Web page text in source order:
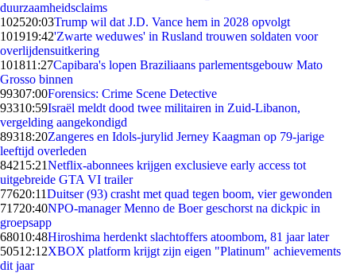
duurzaamheidsclaims
102520:03Trump wil dat J.D. Vance hem in 2028 opvolgt
101919:42'Zwarte weduwes' in Rusland trouwen soldaten voor
overlijdensuitkering
101811:27Capibara's lopen Braziliaans parlementsgebouw Mato
Grosso binnen
99307:00Forensics: Crime Scene Detective
93310:59Israël meldt dood twee militairen in Zuid-Libanon,
vergelding aangekondigd
89318:20Zangeres en Idols-jurylid Jerney Kaagman op 79-jarige
leeftijd overleden
84215:21Netflix-abonnees krijgen exclusieve early access tot
uitgebreide GTA VI trailer
77620:11Duitser (93) crasht met quad tegen boom, vier gewonden
71720:40NPO-manager Menno de Boer geschorst na dickpic in
groepsapp
68010:48Hiroshima herdenkt slachtoffers atoombom, 81 jaar later
50512:12XBOX platform krijgt zijn eigen "Platinum" achievements
dit jaar